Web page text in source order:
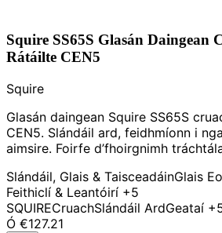
Squire SS65S Glasán Daingean
Rátáilte CEN5
Squire
Glasán daingean Squire SS65S
CEN5. Slándáil ard, feidhmíonn i
aimsire. Foirfe d’fhoirgnimh
Slándáil, Glais & TaisceadáinGlais
Feithiclí & Leantóirí +5
SQUIRECruachSlándáil ArdGeataí
Ó €127.21